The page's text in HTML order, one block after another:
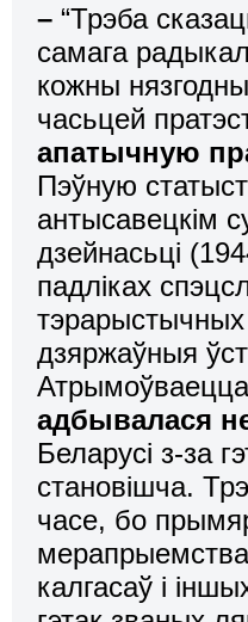
–“Трэба
самага
кожны
часьцей
апатычную
Пэўную
антысавецкім
дзейнасьці
падліках
дзяржаўныя
адбывалася
Беларусі з-за
становішча.
часе, бо
калгасаў і